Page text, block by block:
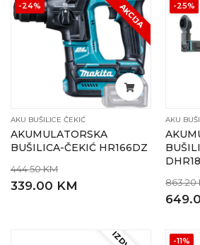
-24% AKCIJA
AKU BUŠILICE ČEKIĆ
AKUMULATORSKA
BUŠILICA-ČEKIĆ HR166DZ
444.50 KM
339.00 KM
-25%
AKU
863.20
-11%